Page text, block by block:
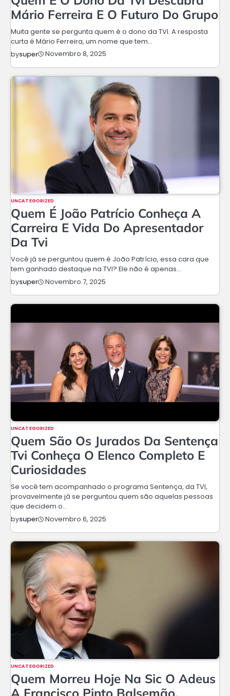
Mário Ferreira E O Futuro Do Grupo
Muita gente se pergunta quem é o dono da TVI. A resposta
curta é Mário Ferreira, um nome que tem…
bysuper Novembro 8, 2025
UNCATEGORIZED
Quem É João Patrício Conheça A
Carreira E Vida Do Apresentador
Da Tvi
Você já se perguntou quem é João Patrício, essa cara que
tem ganhado destaque na TVI? Ele não é apenas…
bysuper Novembro 7, 2025
UNCATEGORIZED
Quem São Os Jurados Da Sentença
Tvi Conheça O Elenco Completo E
Curiosidades
Se você tem acompanhado o programa Sentença, da TVI,
provavelmente já se perguntou quem são aquelas pessoas
que decidem o…
bysuper Novembro 6, 2025
UNCATEGORIZED
Quem Morreu Hoje Na Sic O Adeus
A Francisco Pinto Balsemão,